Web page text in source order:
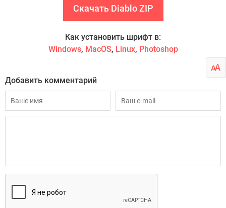
Скачать Diablo ZIP
Как установить шрифт в:
Windows, MacOS, Linux, Photoshop
Добавить комментарий